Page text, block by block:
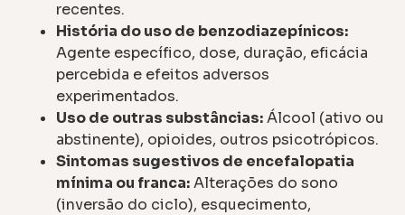
recentes.
História do uso de benzodiazepínicos:
Agente específico, dose, duração, eficácia
percebida e efeitos adversos
experimentados.
Uso de outras substâncias:Álcool (ativo ou
abstinente), opioides, outros psicotrópicos.
Sintomas sugestivos de encefalopatia
mínima ou franca:Alterações do sono
(inversão do ciclo), esquecimento,